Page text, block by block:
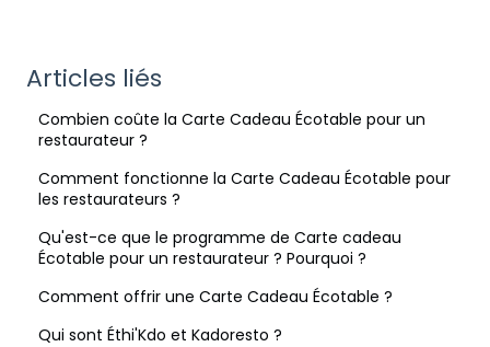
Articles liés
Combien coûte la Carte Cadeau Écotable pour un
restaurateur ?
Comment fonctionne la Carte Cadeau Écotable pour
les restaurateurs ?
Qu'est-ce que le programme de Carte cadeau
Écotable pour un restaurateur ? Pourquoi ?
Comment offrir une Carte Cadeau Écotable ?
Qui sont Éthi'Kdo et Kadoresto ?